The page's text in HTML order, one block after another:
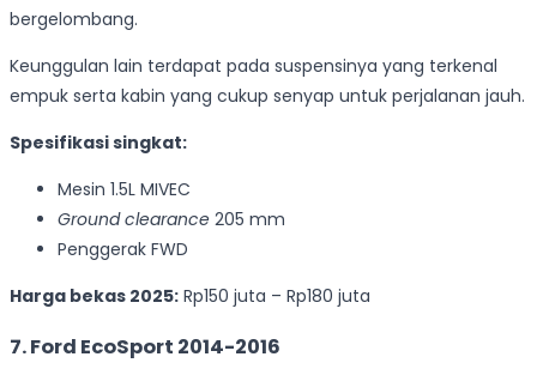
bergelombang.
Keunggulan lain terdapat pada suspensinya yang terkenal
empuk serta kabin yang cukup senyap untuk perjalanan jauh.
Spesifikasi singkat:
Mesin 1.5L MIVEC
Ground clearance 205 mm
Penggerak FWD
Harga bekas 2025: Rp150 juta – Rp180 juta
7. Ford EcoSport 2014-2016